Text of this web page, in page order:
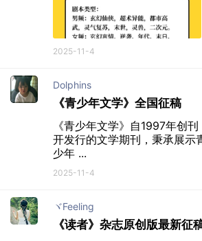
2025-11-4
Dolphins
《青少年文学》全国征稿
《青少年文学》自1997年创
开发行的文学期刊，秉承展示
少年 ...
2025-11-4
ヾFeeling
《读者》杂志原创版最新征